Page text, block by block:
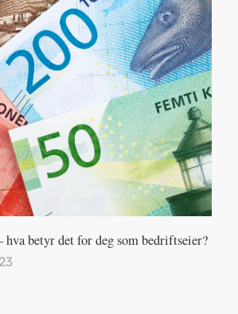
hva betyr det for deg som bedriftseier?